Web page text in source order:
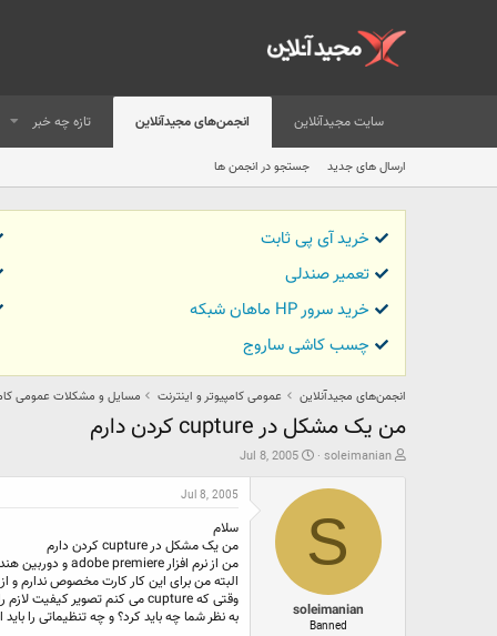
سایت مجیدآنلاین انجمن‌های مجیدآنلاین تازه چه خبر
ارسال های جدید جستجو در انجمن ها
خرید آی پی ثابت
تعمیر صندلی
خرید سرور HP ماهان شبکه
چسب کاشی ساروج
انجمن‌های مجیدآنلاین عمومی کامپیوتر و اینترنت مسایل و مشکلات عمومی
من یک مشکل در cupture کردن دارم
ش
soleimanian
ت
ی
ع
Jul 8, 2005
S
soleimanian
Banned
Jul 8, 2005
سلام
من یک مشکل در cupture کردن دارم
من از نرم افزار adobe premiere و دوربین هندی کم سونی استفاده می کنم
البته من برای این کار کارت مخصوص ندارم و از usb استفاده می کنم
وقتی که cupture می کنم تصویر کیفیت لازم را نداره و تصویرروان نیست وقتی هم که از نرم افزار مخصوص هندی کم استفاده می کنم باز هم همین طوره
به نظر شما چه باید کرد؟ و چه تنظیماتی را